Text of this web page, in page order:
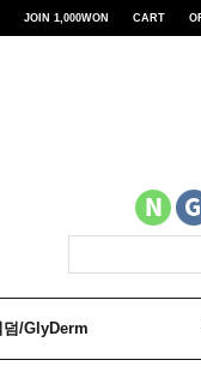
JOIN 1,000WON CART
덤/GlyDerm